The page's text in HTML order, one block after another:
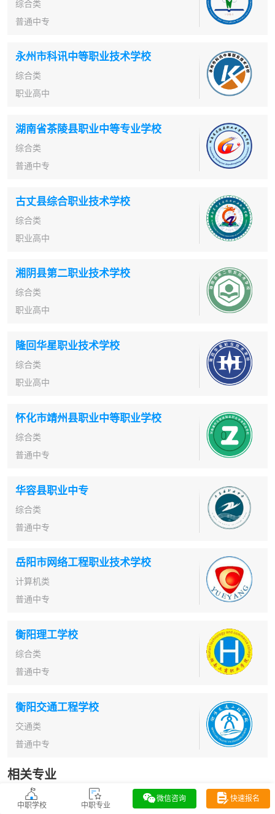
综合类
普通中专
永州市科讯中等职业技术学校
综合类
职业高中
湖南省茶陵县职业中等专业学校
综合类
普通中专
古丈县综合职业技术学校
综合类
职业高中
湘阴县第二职业技术学校
综合类
职业高中
隆回华星职业技术学校
综合类
职业高中
怀化市靖州县职业中等职业学校
综合类
普通中专
华容县职业中专
综合类
普通中专
岳阳市网络工程职业技术学校
计算机类
普通中专
衡阳理工学校
综合类
普通中专
衡阳交通工程学校
交通类
普通中专
相关专业
中职学校 中职专业
微信咨询 快速报名